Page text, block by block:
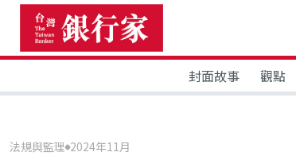
封面故事 觀點
法規與監理 2024年11月